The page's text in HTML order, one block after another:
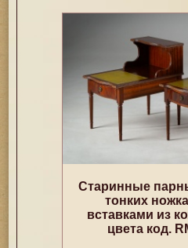
Старинные
тонких
вставками из
цвета код.